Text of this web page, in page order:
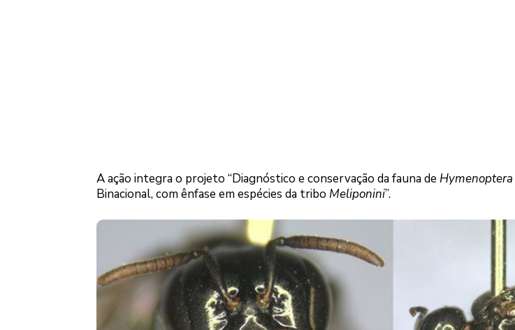
A ação integra o projeto “Diagnóstico e conservação da fauna de Hymenoptera
Binacional, com ênfase em espécies da tribo Meliponini”.